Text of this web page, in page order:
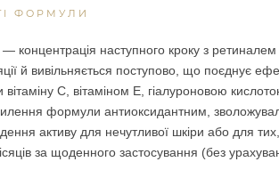
ФОРМУЛИ
концентрація наступного кроку з ретиналем
й вивільняється поступово, що поєднує
C, вітаміном E, гіалуроновою
формули антиоксидантним,
активу для нечутливої шкіри або для
за щоденного застосування (без